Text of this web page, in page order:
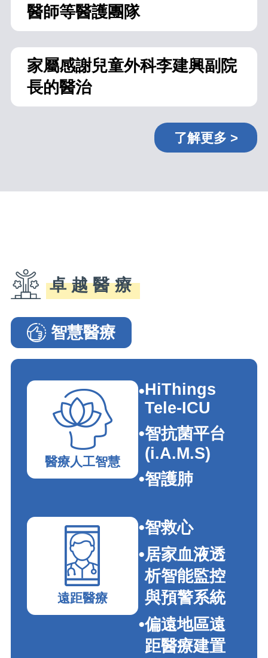
醫師等醫護團隊
家屬感謝兒童外科李建興副院
長的醫治
了解更多 >
卓越醫療
智慧醫療
智慧醫療�G���e�_�I
醫療人工智慧
HiThings
Tele-ICU
智抗菌平台
(i.A.M.S)
智護肺
遠距醫療
智救心
居家血液透
析智能監控
與預警系統
偏遠地區遠
距醫療建置